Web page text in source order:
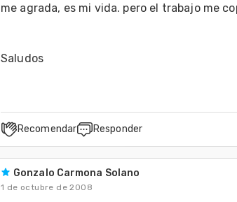
me agrada, es mi vida. pero el trabajo me
Recomendar Responder
Gonzalo Carmona Solano
1 de octubre de 2008